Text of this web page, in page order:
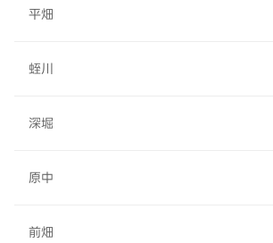
平畑
蛭川
深堀
原中
前畑